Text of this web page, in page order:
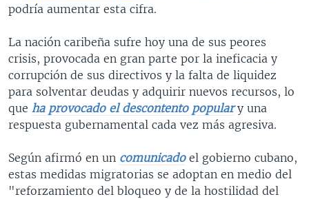
podría aumentar esta cifra.
La nación caribeña sufre hoy una de sus peores
crisis, provocada en gran parte por la ineficacia y
corrupción de sus directivos y la falta de liquidez
para solventar deudas y adquirir nuevos recursos, lo
que ha provocado el descontento populary una
respuesta gubernamental cada vez más agresiva.
Según afirmó en un comunicadoel gobierno cubano,
estas medidas migratorias se adoptan en medio del
"reforzamiento del bloqueo y de la hostilidad del